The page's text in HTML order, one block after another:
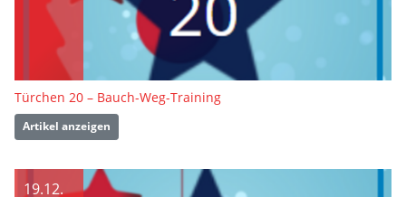
Türchen 20 – Bauch-Weg-Training
Artikel anzeigen
19.12.